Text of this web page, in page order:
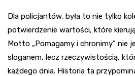
Dla policjantów, była to nie tylko
potwierdzenie wartości, które
Motto „Pomagamy i chronimy” nie
sloganem, lecz rzeczywistością,
każdego dnia. Historia ta